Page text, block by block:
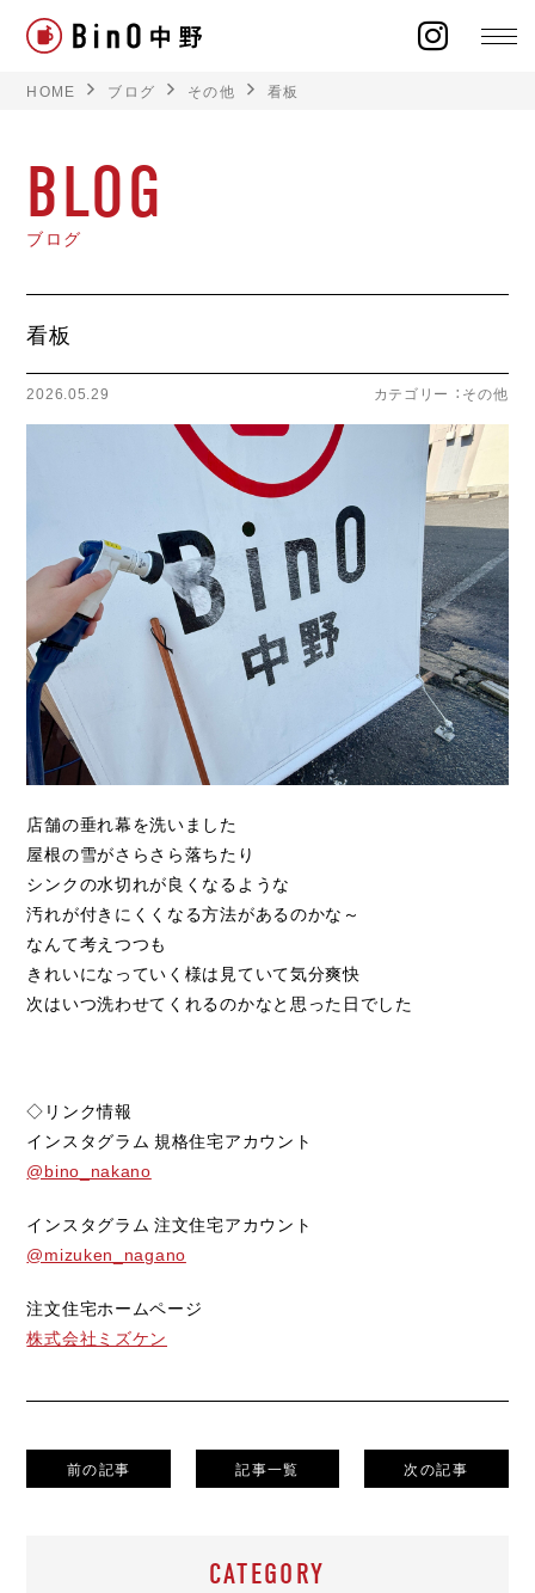
ラインナップ
オーナー様の声
モデルハウス
ライフスタイル
クオリティ
お知らせ
ブログ
会社概要
スタッフ紹介
採用情報
HOME ブログ その他 看板
BLOG
ブログ
看板
2026.05.29 カテゴリー ： その他
店舗の垂れ幕を洗いました
屋根の雪がさらさら落ちたり
シンクの水切れが良くなるような
汚れが付きにくくなる方法があるのかな～
なんて考えつつも
きれいになっていく様は見ていて気分爽快
次はいつ洗わせてくれるのかなと思った日でした
◇リンク情報
インスタグラム 規格住宅アカウント
@bino_nakano
インスタグラム 注文住宅アカウント
@mizuken_nagano
注文住宅ホームページ
株式会社ミズケン
前の記事 記事一覧 次の記事
CATEGORY